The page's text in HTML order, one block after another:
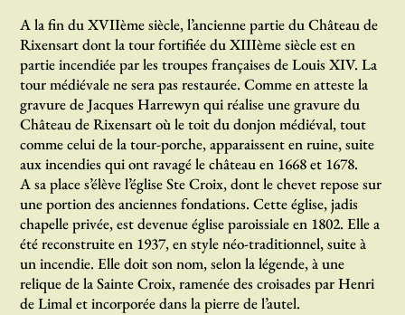
A la fin du XVIIème siècle, l’ancienne partie du Château de
Rixensart dont la tour fortifiée du XIIIème siècle est en
partie incendiée par les troupes françaises de Louis XIV. La
tour médiévale ne sera pas restaurée. Comme en atteste la
gravure de Jacques Harrewyn qui réalise une gravure du
Château de Rixensart où le toit du donjon médiéval, tout
comme celui de la tour-porche, apparaissent en ruine, suite
aux incendies qui ont ravagé le château en 1668 et 1678.
A sa place s’élève l’église Ste Croix, dont le chevet repose sur
une portion des anciennes fondations. Cette église, jadis
chapelle privée, est devenue église paroissiale en 1802. Elle a
été reconstruite en 1937, en style néo-traditionnel, suite à
un incendie. Elle doit son nom, selon la légende, à une
relique de la Sainte Croix, ramenée des croisades par Henri
de Limal et incorporée dans la pierre de l’autel.